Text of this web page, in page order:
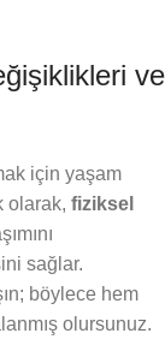
ve
için yaşam
olarak, fiziksel
sağlar.
böylece hem
olursunuz.